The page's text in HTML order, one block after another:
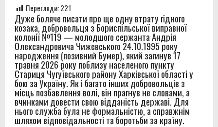
службу після звільнення
Звіт за результатами моніторингового візиту до
Вінницької виправної колонії №86
Звіт за результатами моніторингового візиту до
Вінницької установи виконання покарань №1
Правозахисники представили в ОБСЄ докази
депортації людей із місць несвободи на тимчасово
Перегляди:221
Дуже боляче писати про ще одну втрату гідного
козака, добровольця з Бориспільської виправної
колонії №119 — молодшого сержанта Андрія
Олександровича Чижевського 24.10.1995 року
народження (позивний Бумер), який загинув 17
травня 2026 року поблизу населеного пункту
Стариця Чугуївського району Харківської області у
бою за Україну. Як і багато інших добровольців з
місць позбавлення волі, він прагнув не словами, а
вчинками довести свою відданість державі. Для
нього служба була не формальністю, а справжнім
шляхом відповідальності та боротьби за країну.